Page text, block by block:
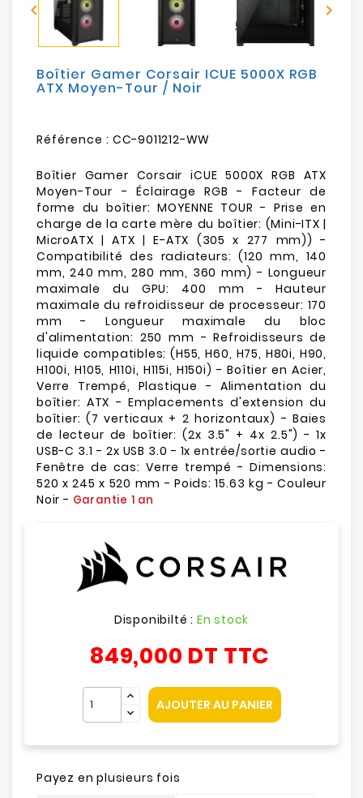
 
Boîtier Gamer Corsair ICUE 5000X RGB
ATX Moyen-Tour / Noir
Référence : CC-9011212-WW
Boîtier Gamer Corsair iCUE 5000X RGB ATX
Moyen-Tour - Éclairage RGB - Facteur de
forme du boîtier: MOYENNE TOUR - Prise en
charge de la carte mère du boîtier: (Mini-ITX |
MicroATX | ATX | E-ATX (305 x 277 mm)) -
Compatibilité des radiateurs: (120 mm, 140
mm, 240 mm, 280 mm, 360 mm) - Longueur
maximale du GPU: 400 mm - Hauteur
maximale du refroidisseur de processeur: 170
mm - Longueur maximale du bloc
d'alimentation: 250 mm - Refroidisseurs de
liquide compatibles: (H55, H60, H75, H80i, H90,
H100i, H105, H110i, H115i, H150i) - Boîtier en Acier,
Verre Trempé, Plastique - Alimentation du
boîtier: ATX - Emplacements d'extension du
boîtier: (7 verticaux + 2 horizontaux) - Baies
de lecteur de boîtier: (2x 3.5" + 4x 2.5") - 1x
USB-C 3.1 - 2x USB 3.0 - 1x entrée/sortie audio -
Fenêtre de cas: Verre trempé - Dimensions:
520 x 245 x 520 mm - Poids: 15.63 kg - Couleur
Noir - Garantie 1 an
Disponibilté : En stock
849,000 DT TTC
AJOUTER AU PANIER
Payez en plusieurs fois